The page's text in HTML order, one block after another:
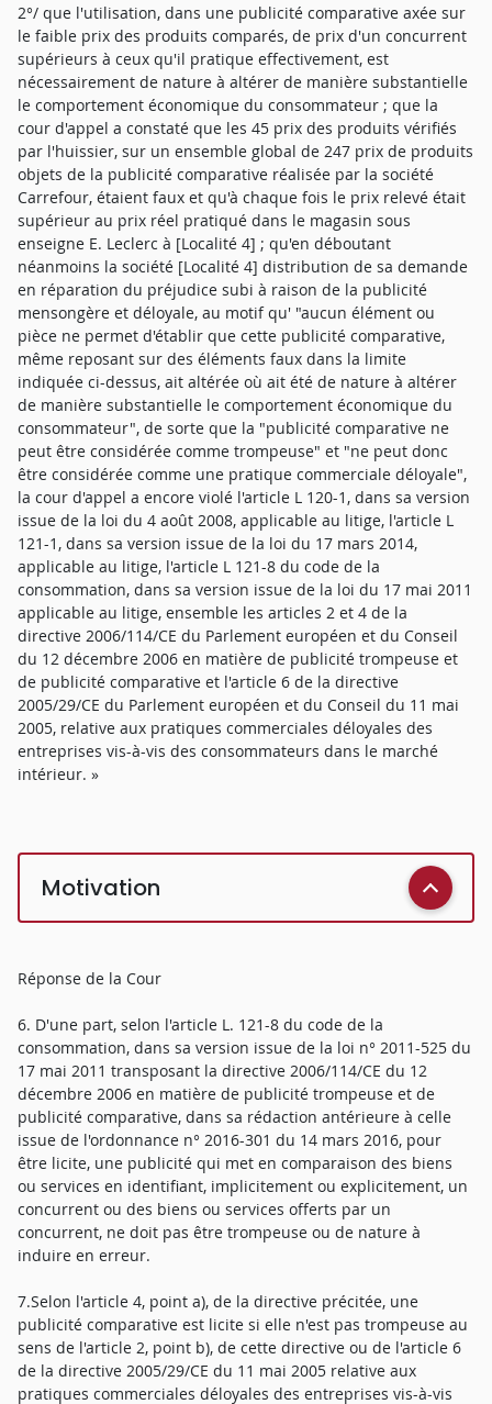
2°/ que l'utilisation, dans une publicité comparative axée sur
le faible prix des produits comparés, de prix d'un concurrent
supérieurs à ceux qu'il pratique effectivement, est
nécessairement de nature à altérer de manière substantielle
le comportement économique du consommateur ; que la
cour d'appel a constaté que les 45 prix des produits vérifiés
par l'huissier, sur un ensemble global de 247 prix de produits
objets de la publicité comparative réalisée par la société
Carrefour, étaient faux et qu'à chaque fois le prix relevé était
supérieur au prix réel pratiqué dans le magasin sous
enseigne E. Leclerc à [Localité 4] ; qu'en déboutant
néanmoins la société [Localité 4] distribution de sa demande
en réparation du préjudice subi à raison de la publicité
mensongère et déloyale, au motif qu' "aucun élément ou
pièce ne permet d'établir que cette publicité comparative,
même reposant sur des éléments faux dans la limite
indiquée ci-dessus, ait altérée où ait été de nature à altérer
de manière substantielle le comportement économique du
consommateur", de sorte que la "publicité comparative ne
peut être considérée comme trompeuse" et "ne peut donc
être considérée comme une pratique commerciale déloyale",
la cour d'appel a encore violé l'article L 120-1, dans sa version
issue de la loi du 4 août 2008, applicable au litige, l'article L
121-1, dans sa version issue de la loi du 17 mars 2014,
applicable au litige, l'article L 121-8 du code de la
consommation, dans sa version issue de la loi du 17 mai 2011
applicable au litige, ensemble les articles 2 et 4 de la
directive 2006/114/CE du Parlement européen et du Conseil
du 12 décembre 2006 en matière de publicité trompeuse et
de publicité comparative et l'article 6 de la directive
2005/29/CE du Parlement européen et du Conseil du 11 mai
2005, relative aux pratiques commerciales déloyales des
entreprises vis-à-vis des consommateurs dans le marché
intérieur. »
Motivation
Réponse de la Cour
6. D'une part, selon l'article L. 121-8 du code de la
consommation, dans sa version issue de la loi n° 2011-525 du
17 mai 2011 transposant la directive 2006/114/CE du 12
décembre 2006 en matière de publicité trompeuse et de
publicité comparative, dans sa rédaction antérieure à celle
issue de l'ordonnance n° 2016-301 du 14 mars 2016, pour
être licite, une publicité qui met en comparaison des biens
ou services en identifiant, implicitement ou explicitement, un
concurrent ou des biens ou services offerts par un
concurrent, ne doit pas être trompeuse ou de nature à
induire en erreur.
7.Selon l'article 4, point a), de la directive précitée, une
publicité comparative est licite si elle n'est pas trompeuse au
sens de l'article 2, point b), de cette directive ou de l'article 6
de la directive 2005/29/CE du 11 mai 2005 relative aux
pratiques commerciales déloyales des entreprises vis-à-vis